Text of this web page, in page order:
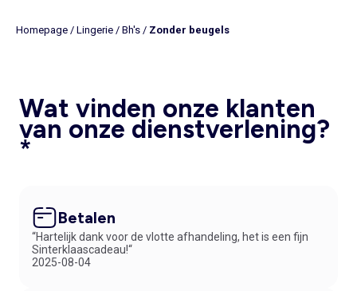
is dat wat eronder zit nog steeds de moeite waard. Voel je mooi en
uitziet? Kijk dan op Kiabi.nl en vind hier de meest sexy beha’s zonder
beugels online. Voordeel van Kiabi.nl is dat je gewoon vanuit huis,
vanachter je laptop een bestelling kunt plaatsten voor opvallende
lingerie. In een paar klikken heb jij de beha van je keuze, met of zonder
Bh zonder beugels in modieuze kleuren en dessins
Kleur in lingerie doet wonderen met je figuur. Een mooie beha zonder
beugels kun je bij Kiabi in ongeveer elke gewenste kleur bestellen:
rood, geel, blauw, lichtgrijs, roze en wit. En uiteraard niet alleen in
Homepage / Lingerie / Bh's / Zonder beugels
Wat vinden onze klanten
van onze dienstverlening?
*
Betalen
“Hartelijk dank voor de vlotte afhandeling, het is een fijn
Sinterklaascadeau!“
2025-08-04